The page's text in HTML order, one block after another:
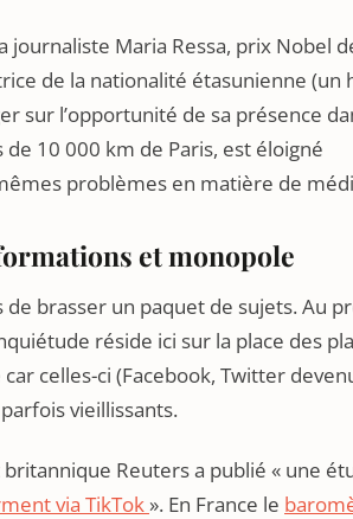
journaliste Maria Ressa, prix Nobel
de la nationalité étasunienne (un
sur l’opportunité de sa présence
10 000 km de Paris, est éloigné
problèmes en matière de
et monopole
brasser un paquet de sujets. Au
réside ici sur la place des
celles-ci (Facebook, Twitter
vieillissants.
Reuters a publié « une
via TikTok ». En France le